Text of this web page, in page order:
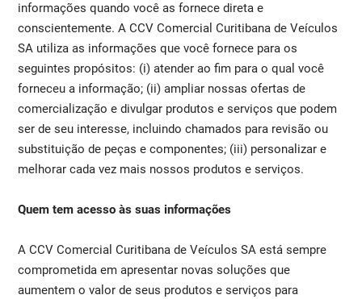
informações quando você as fornece direta e
conscientemente. A CCV Comercial Curitibana de Veículos
SA utiliza as informações que você fornece para os
seguintes propósitos: (i) atender ao fim para o qual você
forneceu a informação; (ii) ampliar nossas ofertas de
comercialização e divulgar produtos e serviços que podem
ser de seu interesse, incluindo chamados para revisão ou
substituição de peças e componentes; (iii) personalizar e
melhorar cada vez mais nossos produtos e serviços.
Quem tem acesso às suas informações
A CCV Comercial Curitibana de Veículos SA está sempre
comprometida em apresentar novas soluções que
aumentem o valor de seus produtos e serviços para